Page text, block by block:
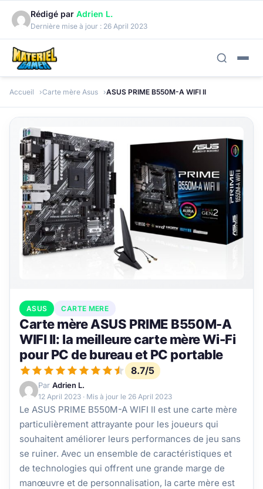
Rédigé par Adrien L.
Dernière mise à jour : 26 April 2023
Accueil Carte mère Asus ASUS PRIME B550M-A WIFI II
ASUS CARTE MERE
Carte mère ASUS PRIME B550M-A
WIFI II: la meilleure carte mère Wi-Fi
pour PC de bureau et PC portable
8.7/5
Par Adrien L.
12 April 2023 · Mis à jour le 26 April 2023
Le ASUS PRIME B550M-A WIFI II est une carte mère
particulièrement attrayante pour les joueurs qui
souhaitent améliorer leurs performances de jeu sans
se ruiner. Avec un ensemble de caractéristiques et
de technologies qui offrent une grande marge de
manœuvre et de personnalisation, la carte mère est